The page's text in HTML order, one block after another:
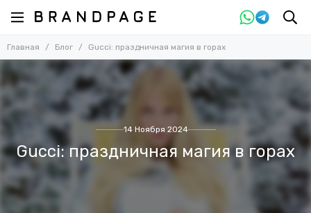
Главная Блог Gucci: праздничная магия в горах
14 Ноября 2024
Gucci: праздничная магия в горах